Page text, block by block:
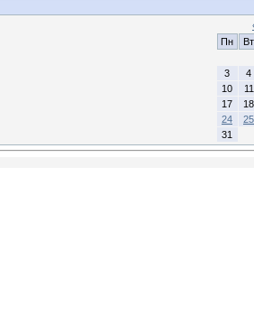
Пн
Вт
3
4
10
11
17
18
24
25
31